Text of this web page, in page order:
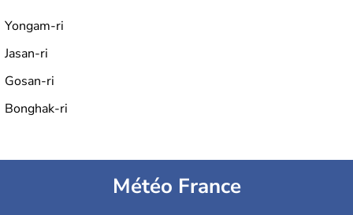
Yongam-ri
Jasan-ri
Gosan-ri
Bonghak-ri
Météo France